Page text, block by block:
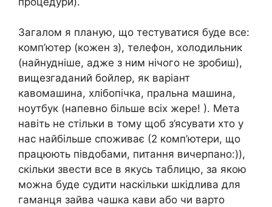
Загалом я планую, що тестуватися буде все:
комп’ютер (кожен з), телефон, холодильник
(найнудніше, адже з ним нічого не зробиш),
вищезгаданий бойлер, як варіант
кавомашина, хлібопічка, пральна машина,
ноутбук (напевно більше всіх жере! ). Мета
навіть не стільки в тому щоб з’ясувати хто у
нас найбільше споживає (2 комп’ютери, що
працюють півдобами, питання вичерпано:)),
скільки звести все в якусь таблицю, за якою
можна буде судити наскільки шкідлива для
гаманця зайва чашка кави або чи варто